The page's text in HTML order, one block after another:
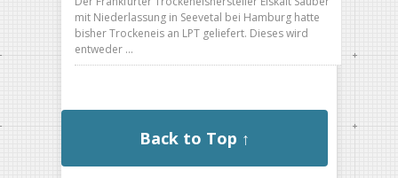
mit Niederlassung in Seevetal bei Hamburg hatte
bisher Trockeneis an LPT geliefert. Dieses wird
entweder …
Back to Top ↑